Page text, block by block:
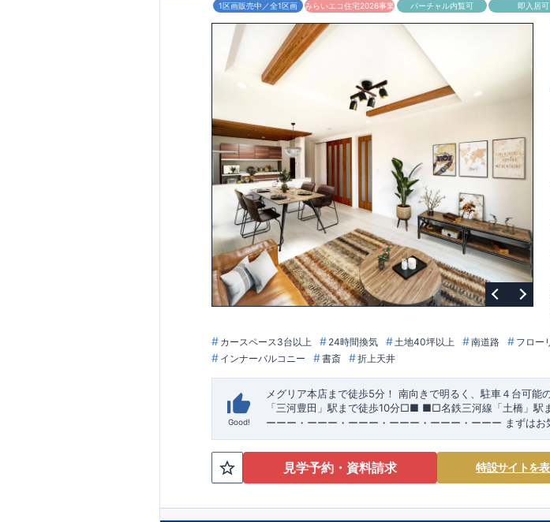
・コープときわ店 徒歩9分
・フードワン淵野辺店 徒歩20分
​・セブンイレブン町田常盤店 徒歩11分
◇ブルーミングガーデンのこだわり◇
【全棟自社一貫体制】
・誰が、何をしたか。が明確だからこそ、お客様の安心に繋
・設計、施工、営業が互いに協力しあい、最良のプランを提
・不要な中間マージンを抑えることで、コストダウンに努め
【耐震等級3取得】
・東栄住宅の建物は、国が定めた耐震等級で最高の3を取得
年に一度発生する地震に対して、倒壊、崩壊しない。｣とい
を達成しています。
【住宅性能評価ダブル取得】
・設計住宅性能評価：建物設計段階で、国が認めた第三者機
・建設住宅性能評価：評価を受けた図面通りに施工されてい
ックが行われます。
図面や書類上だけでなく、現場の施工状況を検査した上で、
【長期優良住宅】
・東栄住宅は国が定める全7つの技術基準をクリアしています
作って、きちんと手入れをして、長く大切に使う｣ことを目的
税、固定資産税などの税制優遇を受けられるだけでなく、中
に働きます。
【充実のアフターサポート】
・東栄住宅では、お引渡し後最大10回の無料定期点検と、60
しからが本当のお付き合いだと考え、アフターサービスを外
ループ「東栄ホームサービス株式会社」にて責任をもって対
1区画販売中／全1区画 みらいエコ住宅2026事業 バーチャル内覧可 即入居可
カースペース3台以上 24時間換気 土地40坪以上 南道路 フロー
インナーバルコニー
書斎 折上天井
Good!
メグリア本店まで徒歩5分！ 南向きで明るく、駐車４台可能
「三河豊田」駅まで徒歩10分□■ ■□名鉄三河線「土橋」駅
ーーー・ーーー・ーーー・ーーー・ーーー・ーーー まずは
すすめポイント★​
・キッズデザイン賞を受賞した
を採用！ ​雨・気
・お友達とのおしゃべり空間
・お車好きの方やお客様がよく来られる方！​ 駐車場を4台
見学予約・資料請求 特設サイトを